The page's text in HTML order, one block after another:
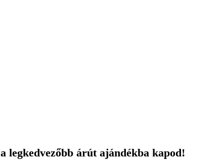
legkedvezőbb árút ajándékba kapod!